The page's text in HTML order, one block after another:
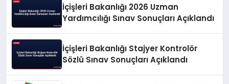
İçişleri Bakanlığı 2026 Uzman
Yardımcılığı Sınav Sonuçları Açıklandı
İçişleri Bakanlığı Stajyer Kontrolör
Sözlü Sınav Sonuçları Açıklandı